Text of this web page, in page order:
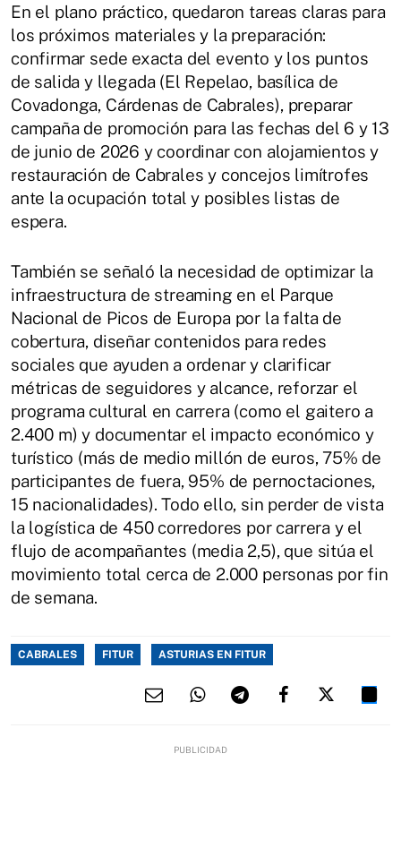
En el plano práctico, quedaron tareas claras para
los próximos materiales y la preparación:
confirmar sede exacta del evento y los puntos
de salida y llegada (El Repelao, basílica de
Covadonga, Cárdenas de Cabrales), preparar
campaña de promoción para las fechas del 6 y 13
de junio de 2026 y coordinar con alojamientos y
restauración de Cabrales y concejos limítrofes
ante la ocupación total y posibles listas de
espera.
También se señaló la necesidad de optimizar la
infraestructura de streaming en el Parque
Nacional de Picos de Europa por la falta de
cobertura, diseñar contenidos para redes
sociales que ayuden a ordenar y clarificar
métricas de seguidores y alcance, reforzar el
programa cultural en carrera (como el gaitero a
2.400 m) y documentar el impacto económico y
turístico (más de medio millón de euros, 75% de
participantes de fuera, 95% de pernoctaciones,
15 nacionalidades). Todo ello, sin perder de vista
la logística de 450 corredores por carrera y el
flujo de acompañantes (media 2,5), que sitúa el
movimiento total cerca de 2.000 personas por fin
de semana.
CABRALES FITUR ASTURIAS EN FITUR